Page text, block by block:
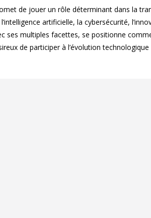
de jouer un rôle déterminant dans la
artificielle, la cybersécurité,
ses multiples facettes, se positionne
de participer à l’évolution